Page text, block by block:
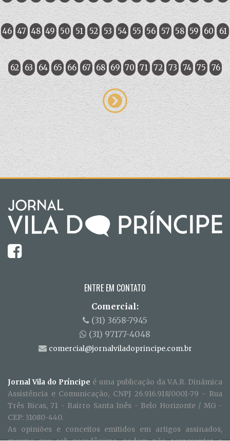
46 47 48 49 50 51 52 53 54 55 56 57 58 59 60 61
62 63 64 65 66 67 68 69 70 71 72 73 74 75 76
ENTRE EM CONTATO
Comercial:
(31) 3658-7945
(31) 97177-4048
comercial@jornalviladoprincipe.com.br
Jornal Vila do Príncipe é uma publicação da V.A.R. Dinãmica
Assistência e Comunicação, CNPJ 26.916.918/0001-79 - Rua
Três Bicas, 71 - Bairro Santa Inês - Belo Horizonte / MG -
CEP: 31080-440.
As opiniões e conceitos emitidos em artigos assinados,